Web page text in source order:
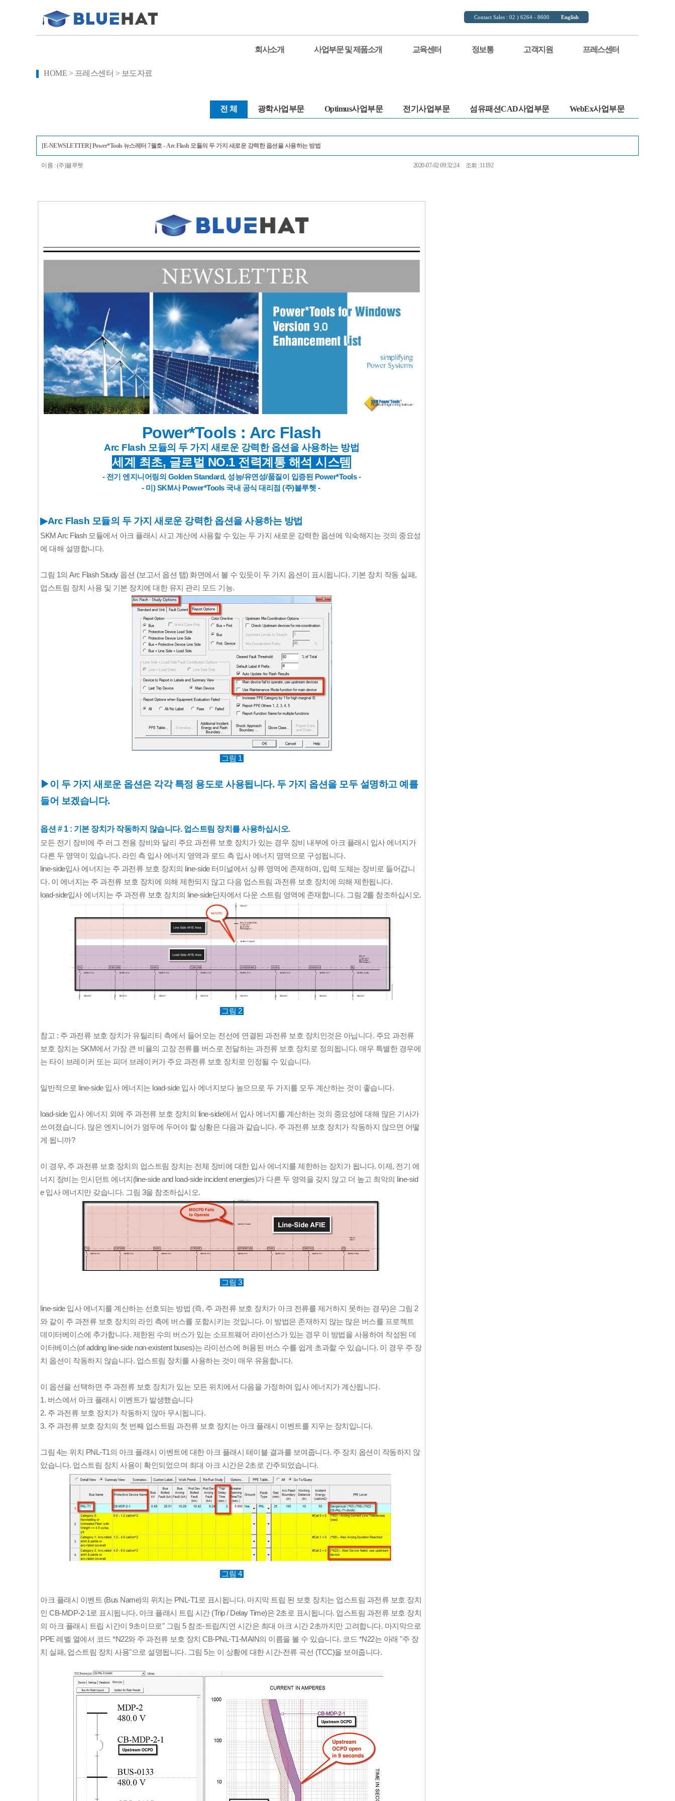
Contact Sales : 02 ) 6264 - 8600 English
회사소개 사업부문 및 제품소개 교육센터 정보통 고객지원 프레스센터
HOME > 프레스센터 > 보도자료
전 체 광학사업부문 Optimus사업부문 전기사업부문 섬유패션CAD사업부문 WebEx사업부문
[E-NEWSLETTER] Power*Tools 뉴스레터 7월호 - Arc Flash 모듈의 두 가지 새로운 강력한 옵션을 사용하는 방법
이름 : (주)블루헷 2020-07-02 09:32:24 조회 :11192
Power*Tools : Arc Flash
Arc Flash 모듈의 두 가지 새로운 강력한 옵션을 사용하는 방법
세계 최초, 글로벌 NO.1 전력계통 해석 시스템
- 전기 엔지니어링의 Golden Standard, 성능/유연성/품질이 입증된 Power*Tools -
- 미) SKM사 Power*Tools 국내 공식 대리점(주)블루헷 -
▶Arc Flash 모듈의 두 가지 새로운 강력한 옵션을 사용하는 방법
SKM Arc Flash 모듈에서 아크 플래시 사고 계산에 사용할 수 있는 두 가지 새로운 강력한 옵션에 익숙해지는 것의 중요성
에 대해 설명합니다.
그림 1의 Arc Flash Study 옵션 (보고서 옵션 탭) 화면에서 볼 수 있듯이 두 가지 옵션이 표시됩니다. 기본 장치 작동 실패,
업스트림 장치 사용 및 기본 장치에 대한 유지 관리 모드 기능.
그림 1
▶이 두 가지 새로운 옵션은 각각 특정 용도로 사용됩니다. 두 가지 옵션을 모두 설명하고 예를
들어 보겠습니다.
옵션 # 1 : 기본 장치가 작동하지 않습니다. 업스트림 장치를 사용하십시오.
모든 전기 장비에 주 러그 전용 장비와 달리 주요 과전류 보호 장치가 있는 경우 장비 내부에 아크 플래시 입사 에너지가
다른 두 영역이 있습니다. 라인 측 입사 에너지 영역과 로드 측 입사 에너지 영역으로 구성됩니다.
line-side입사 에너지는 주 과전류 보호 장치의 line-side 터미널에서 상류 영역에 존재하며, 입력 도체는 장비로 들어갑니
다. 이 에너지는 주 과전류 보호 장치에 의해 제한되지 않고 다음 업스트림 과전류 보호 장치에 의해 제한됩니다.
load-side입사 에너지는 주 과전류 보호 장치의 line-side단자에서 다운 스트림 영역에 존재합니다. 그림 2를 참조하십시오.
그림 2
참고 : 주 과전류 보호 장치가 유틸리티 측에서 들어오는 전선에 연결된 과전류 보호 장치인것은 아닙니다. 주요 과전류
보호 장치는 SKM에서 가장 큰 비율의 고장 전류를 버스로 전달하는 과전류 보호 장치로 정의됩니다. 매우 특별한 경우에
는 타이 브레이커 또는 피더 브레이커가 주요 과전류 보호 장치로 인정될 수 있습니다.
일반적으로 line-side입사 에너지는 load-side입사 에너지보다 높으므로 두 가지를 모두 계산하는 것이 좋습니다.
load-side입사 에너지 외에 주 과전류 보호 장치의 line-side에서 입사 에너지를 계산하는 것의 중요성에 대해 많은 기사가
쓰여졌습니다. 많은 엔지니어가 염두에 두어야 할 상황은 다음과 같습니다. 주 과전류 보호 장치가 작동하지 않으면 어떻
게 됩니까?
이 경우, 주 과전류 보호 장치의 업스트림 장치는 전체 장비에 대한 입사 에너지를 제한하는 장치가 됩니다. 이제, 전기 에
너지 장비는 인시던트 에너지(line-side and load-side incident energies)가 다른 두 영역을 갖지 않고 더 높고 최악의
line-sid
e입사 에너지만 갖습니다. 그림 3을 참조하십시오.
그림 3
line-side입사 에너지를 계산하는 선호되는 방법 (즉, 주 과전류 보호 장치가 아크 전류를 제거하지 못하는 경우)은 그림 2
와 같이 주 과전류 보호 장치의 라인 측에 버스를 포함시키는 것입니다. 이 방법은 존재하지 않는 많은 버스를 프로젝트
데이터베이스에 추가합니다. 제한된 수의 버스가 있는 소프트웨어 라이선스가 있는 경우 이 방법을 사용하여 작성된 데
이터베이스(of adding line-side non-existent buses)는 라이선스에 허용된 버스 수를 쉽게 초과할 수 있습니다. 이 경우 주 장
치 옵션이 작동하지 않습니다. 업스트림 장치를 사용하는 것이 매우 유용합니다.
이 옵션을 선택하면 주 과전류 보호 장치가 있는 모든 위치에서 다음을 가정하여 입사 에너지가 계산됩니다.
1. 버스에서 아크 플래시 이벤트가 발생했습니다
2. 주 과전류 보호 장치가 작동하지 않아 무시됩니다.
3. 주 과전류 보호 장치의 첫 번째 업스트림 과전류 보호 장치는 아크 플래시 이벤트를 지우는 장치입니다.
그림 4는 위치 PNL-T1의 아크 플래시 이벤트에 대한 아크 플래시 테이블 결과를 보여줍니다. 주 장치 옵션이 작동하지 않
았습니다. 업스트림 장치 사용이 확인되었으며 최대 아크 시간은 2초로 간주되었습니다.
그림 4
아크 플래시 이벤트 (Bus Name)의 위치는 PNL-T1로 표시됩니다. 마지막 트립 된 보호 장치는 업스트림 과전류 보호 장치
인 CB-MDP-2-1로 표시됩니다. 아크 플래시 트립 시간 (Trip / Delay Time)은 2초로 표시됩니다. 업스트림 과전류 보호 장치
의 아크 플래시 트립 시간이 9초이므로" 그림 5 참조-트립/지연 시간은 최대 아크 시간 2초까지만 고려합니다. 마지막으로
PPE 레벨 열에서 코드 *N22와 주 과전류 보호 장치 CB-PNL-T1-MAIN의 이름을 볼 수 있습니다. 코드 *N22는 아래 "주 장
치 실패, 업스트림 장치 사용"으로 설명됩니다. 그림 5는 이 상황에 대한 시간-전류 곡선 (TCC)을 보여줍니다.